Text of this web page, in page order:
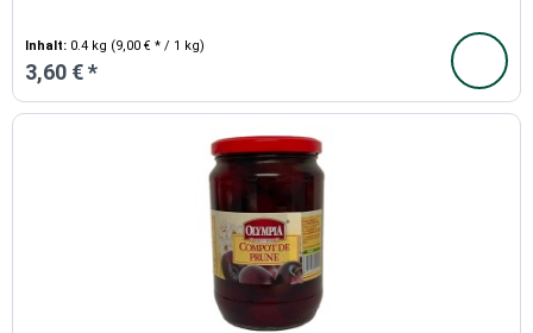
Inhalt: 0.4 kg (9,00 € * / 1 kg)
3,60 € *